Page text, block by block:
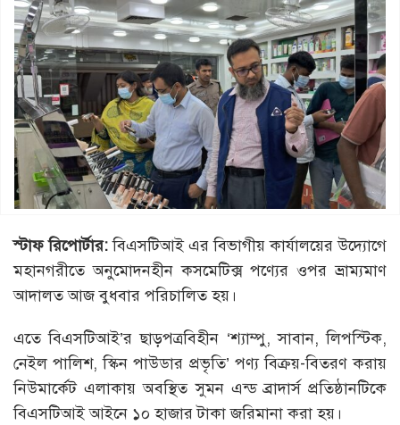
স্টাফ রিপোর্টার:বিএসটিআই এর বিভাগীয় কার্যালয়ের উদ্যোগে
মহানগরীতে অনুমোদনহীন কসমেটিক্স পণ্যের ওপর ভ্রাম্যমাণ
আদালত আজ বুধবার পরিচালিত হয়।
এতে বিএসটিআই’র ছাড়পত্রবিহীন ‘শ্যাম্পু, সাবান, লিপস্টিক,
নেইল পালিশ, স্কিন পাউডার প্রভৃতি’ পণ্য বিক্রয়-বিতরণ করায়
নিউমার্কেট এলাকায় অবস্থিত সুমন এন্ড ব্রাদার্স প্রতিষ্ঠানটিকে
বিএসটিআই আইনে ১০ হাজার টাকা জরিমানা করা হয়।